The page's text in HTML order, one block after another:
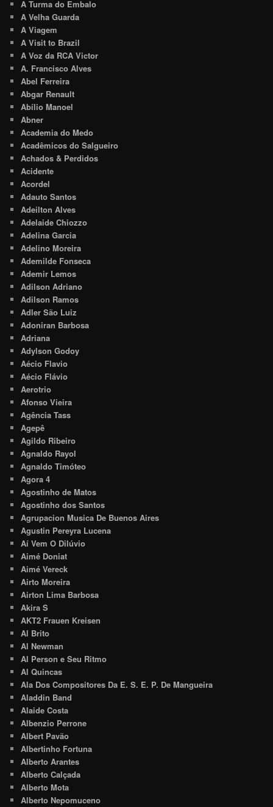
A Turma do Embalo
A Velha Guarda
A Viagem
A Visit to Brazil
A Voz da RCA Victor
A. Francisco Alves
Abel Ferreira
Abgar Renault
Abílio Manoel
Abner
Academia do Medo
Acadêmicos do Salgueiro
Achados & Perdidos
Acidente
Acordel
Adauto Santos
Adeilton Alves
Adelaide Chiozzo
Adelina Garcia
Adelino Moreira
Ademilde Fonseca
Ademir Lemos
Adilson Adriano
Adilson Ramos
Adler São Luiz
Adoniran Barbosa
Adriana
Adylson Godoy
Aécio Flavio
Aécio Flávio
Aerotrio
Afonso Vieira
Agência Tass
Agepê
Agildo Ribeiro
Agnaldo Rayol
Agnaldo Timóteo
Agora 4
Agostinho de Matos
Agostinho dos Santos
Agrupacion Musica De Buenos Aires
Agustin Pereyra Lucena
Aí Vem O Dilúvio
Aimé Doniat
Aimé Vereck
Airto Moreira
Airton Lima Barbosa
Akira S
AKT2 Frauen Kreisen
Al Brito
Al Newman
Al Person e Seu Ritmo
Al Quincas
Ala Dos Compositores Da E. S. E. P. De Mangueira
Aladdin Band
Alaide Costa
Albenzio Perrone
Albert Pavão
Albertinho Fortuna
Alberto Arantes
Alberto Calçada
Alberto Mota
Alberto Nepomuceno